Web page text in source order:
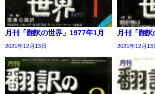
月刊「翻訳の世界」1977年1月
2021年12月13日
月刊「翻
2021年12月13